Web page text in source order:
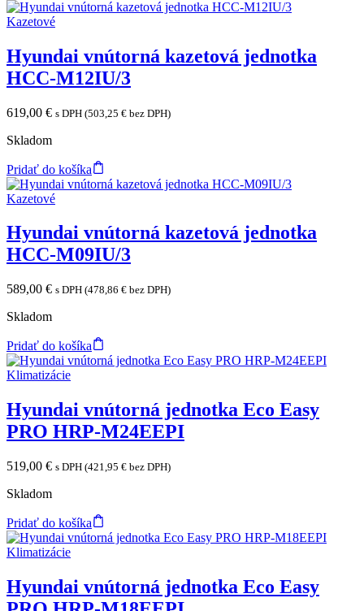
Kazetové
Hyundai vnútorná kazetová jednotka
HCC-M12IU/3
619,00 € s DPH (503,25 € bez DPH)
Skladom
Pridať do košíka
Kazetové
Hyundai vnútorná kazetová jednotka
HCC-M09IU/3
589,00 € s DPH (478,86 € bez DPH)
Skladom
Pridať do košíka
Klimatizácie
Hyundai vnútorná jednotka Eco Easy
PRO HRP-M24EEPI
519,00 € s DPH (421,95 € bez DPH)
Skladom
Pridať do košíka
Klimatizácie
Hyundai vnútorná jednotka Eco Easy